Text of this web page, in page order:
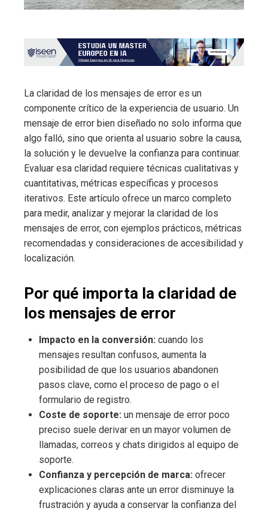
La claridad de los mensajes de error es un
componente crítico de la experiencia de usuario. Un
mensaje de error bien diseñado no solo informa que
algo falló, sino que orienta al usuario sobre la causa,
la solución y le devuelve la confianza para continuar.
Evaluar esa claridad requiere técnicas cualitativas y
cuantitativas, métricas específicas y procesos
iterativos. Este artículo ofrece un marco completo
para medir, analizar y mejorar la claridad de los
mensajes de error, con ejemplos prácticos, métricas
recomendadas y consideraciones de accesibilidad y
localización.
Por qué importa la claridad de
los mensajes de error
Impacto en la conversión: cuando los
mensajes resultan confusos, aumenta la
posibilidad de que los usuarios abandonen
pasos clave, como el proceso de pago o el
formulario de registro.
Coste de soporte: un mensaje de error poco
preciso suele derivar en un mayor volumen de
llamadas, correos y chats dirigidos al equipo de
soporte.
Confianza y percepción de marca: ofrecer
explicaciones claras ante un error disminuye la
frustración y ayuda a conservar la confianza del